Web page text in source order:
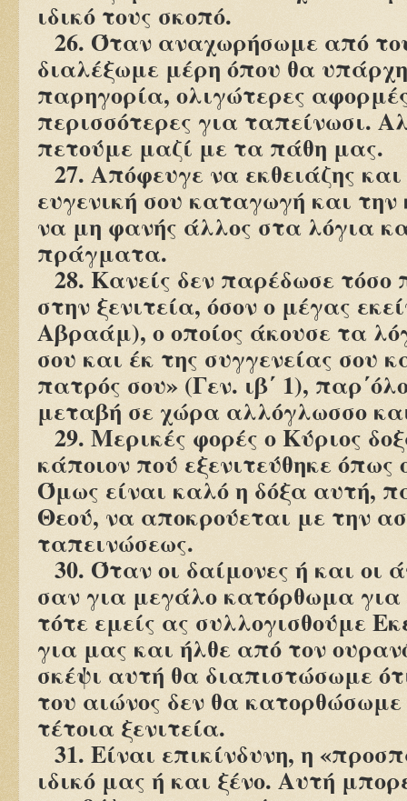
ιδικό τους σκοπό.
26. Όταν αναχωρήσωμε από
διαλέξωμε μέρη όπου θα
παρηγορία, ολιγώτερες
περισσότερες για ταπείνωσι.
πετούμε μαζί με τα πάθη μας.
27. Απόφευγε να εκθειάζης
ευγενική σου καταγωγή και
να μη φανής άλλος στα λόγια
πράγματα.
28. Κανείς δεν παρέδωσε τόσο
στην ξενιτεία, όσον ο μέγας
Αβραάμ), ο οποίος άκουσε τα
σου και έκ της συγγενείας σου
πατρός σου» (Γεν. ιβ΄ 1),
μεταβή σε χώρα αλλόγλωσσο
29. Μερικές φορές ο Κύριος
κάποιον πού εξενιτεύθηκε
Όμως είναι καλό η δόξα αυτή,
Θεού, να αποκρούεται με την
ταπεινώσεως.
30. Όταν οι δαίμονες ή και οι
σαν για μεγάλο κατόρθωμα για
τότε εμείς ας συλλογισθούμε
για μας και ήλθε από τον
σκέψι αυτή θα διαπιστώσωμε
του αιώνος δεν θα
τέτοια ξενιτεία.
31. Είναι επικίνδυνη, η
ιδικό μας ή και ξένο. Αυτή